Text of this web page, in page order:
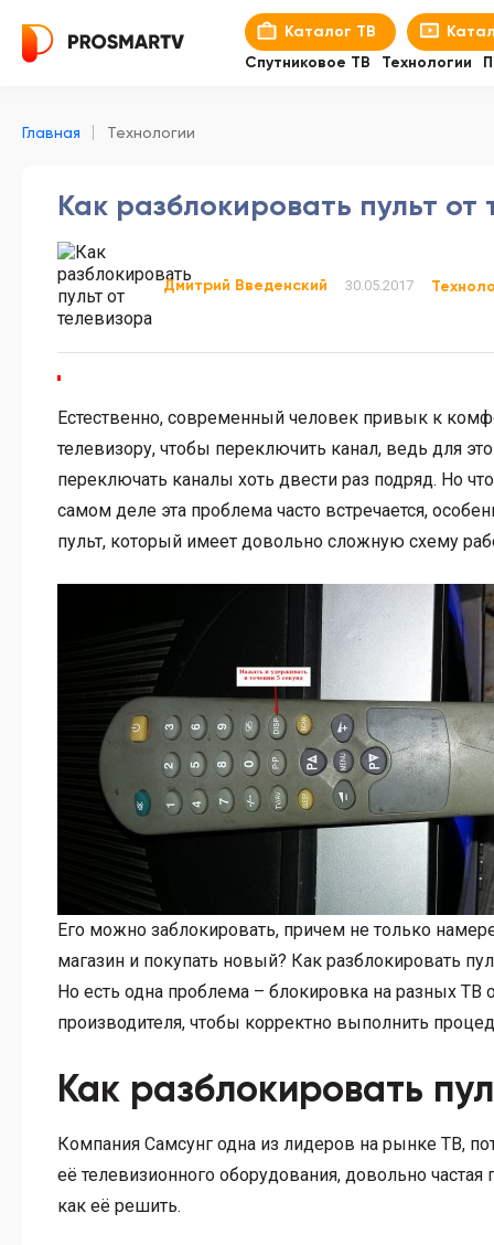
Каталог ТВ
Спутниковое ТВ
Технологии
Главная Технологии
Как разблокировать пульт от
Дмитрий Введенский 30.05.2017
Естественно, современный человек привык к
телевизору, чтобы переключить канал, ведь для
переключать каналы хоть двести раз подряд. Но
самом деле эта проблема часто встречается,
пульт, который имеет довольно сложную схему
Его можно заблокировать, причем не только
магазин и покупать новый? Как разблокировать
Но есть одна проблема – блокировка на разных
производителя, чтобы корректно выполнить
Как разблокировать
Компания Самсунг одна из лидеров на рынке ТВ,
её телевизионного оборудования, довольно
как её решить.